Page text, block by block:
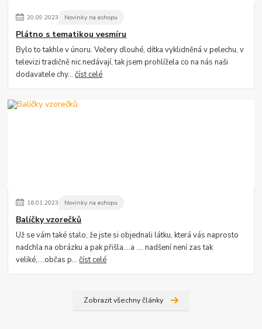
20.09.2023 Novinky na eshopu
Plátno s tematikou vesmíru
Bylo to takhle v únoru. Večery dlouhé, dítka vyklidněná v pelechu, v
televizi tradičně nic nedávají, tak jsem prohlížela co na nás naši
dodavatele chy...číst celé
16.01.2023 Novinky na eshopu
Balíčky vzorečků
Už se vám také stalo, že jste si objednali látku, která vás naprosto
nadchla na obrázku a pak přišla....a .... nadšení není zas tak
veliké,....občas p...číst celé
Zobrazit všechny články